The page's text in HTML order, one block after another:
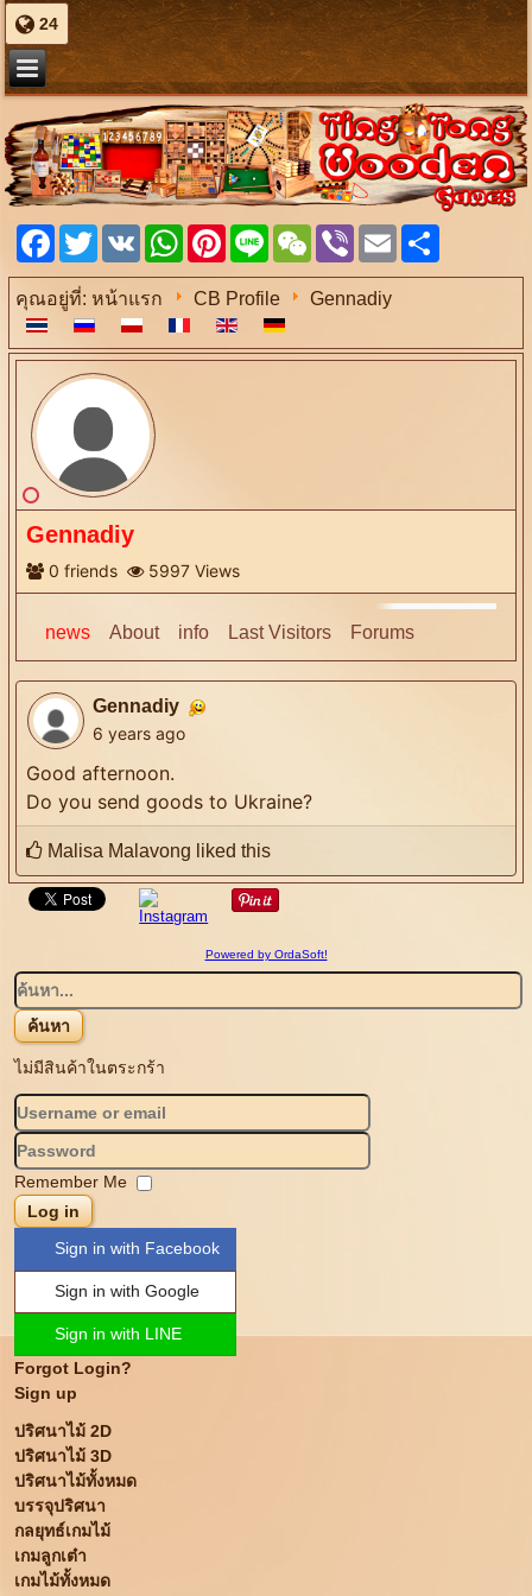
24
Facebook
TwitterVK WhatsApp
Pinterest
Line WeChatViber Email
คุณอยู่ที่:หน้าแรก CB Profile Gennadiy
Gennadiy
friends
0 Views
5997
news About info Last Visitors Forums
Gennadiy
6 years ago
Good afternoon.
Do you send goods to Ukraine?
Malisa Malavong liked this
Powered by OrdaSoft!
ไม่มีสินค้าในตระกร้า
Remember Me
Log in
Sign in with Facebook
Sign in with Google
Sign in with LINE
Forgot Login?
Sign up
ปริศนาไม้ 2D
ปริศนาไม้ 3D
ปริศนาไม้ทั้งหมด
บรรจุปริศนา
กลยุทธ์เกมไม้
เกมลูกเต๋า
เกมไม้ทั้งหมด